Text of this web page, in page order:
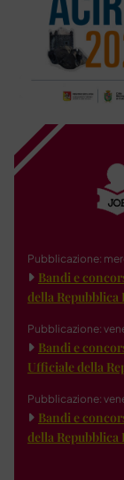
Pubblicazione:
Bandi e
della Repubblica
Pubblicazione:
Bandi e
Ufficiale della
Pubblicazione:
Bandi e
della Repubblica